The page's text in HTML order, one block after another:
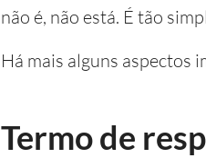
não é, não está. É tão
Há mais alguns aspectos
Termo de